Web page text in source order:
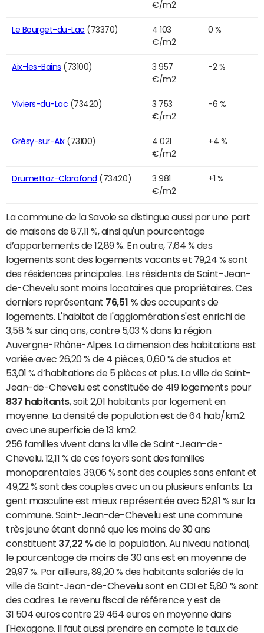
€/m2
Le Bourget-du-Lac (73370)
4 103
€/m2
0 %
Aix-les-Bains (73100)
3 957
€/m2
-2 %
Viviers-du-Lac (73420)
3 753
€/m2
-6 %
Grésy-sur-Aix(73100)
4 021
€/m2
+4 %
Drumettaz-Clarafond (73420)
3 981
€/m2
+1 %
La commune de la Savoie se distingue aussi par une part
de maisons de 87,11 %, ainsi qu'un pourcentage
d’appartements de 12,89 %. En outre, 7,64 % des
logements sont des logements vacants et 79,24 % sont
des résidences principales. Les résidents de Saint-Jean-
de-Chevelu sont moins locataires que propriétaires. Ces
derniers représentant 76,51 % des occupants de
logements. L'habitat de l'agglomération s'est enrichi de
3,58 % sur cinq ans, contre 5,03 % dans la région
Auvergne-Rhône-Alpes. La dimension des habitations est
variée avec 26,20 % de 4 pièces, 0,60 % de studios et
53,01 % d’habitations de 5 pièces et plus. La ville de Saint-
Jean-de-Chevelu est constituée de 419 logements pour
837 habitants, soit 2,01 habitants par logement en
moyenne. La densité de population est de 64 hab/km2
avec une superficie de 13 km2.
256 familles vivent dans la ville de Saint-Jean-de-
Chevelu. 12,11 % de ces foyers sont des familles
monoparentales. 39,06 % sont des couples sans enfant et
49,22 % sont des couples avec un ou plusieurs enfants. La
gent masculine est mieux représentée avec 52,91 % sur la
commune. Saint-Jean-de-Chevelu est une commune
très jeune étant donné que les moins de 30 ans
constituent 37,22 % de la population. Au niveau national,
le pourcentage de moins de 30 ans est en moyenne de
29,97 %. Par ailleurs, 89,20 % des habitants salariés de la
ville de Saint-Jean-de-Chevelu sont en CDI et 5,80 % sont
des cadres. Le revenu fiscal de référence y est de
31 504 euros contre 29 464 euros en moyenne dans
l'Hexagone. Il faut aussi prendre en compte le taux de